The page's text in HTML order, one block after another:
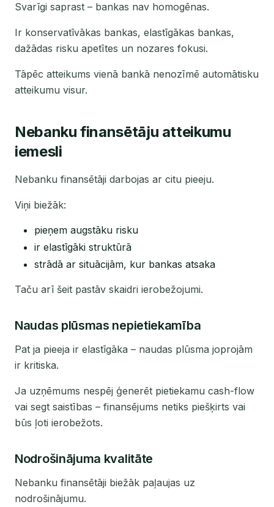
Svarīgi saprast – bankas nav homogēnas.
Ir konservatīvākas bankas, elastīgākas bankas,
dažādas risku apetītes un nozares fokusi.
Tāpēc atteikums vienā bankā nenozīmē automātisku
atteikumu visur.
Nebanku finansētāju atteikumu
iemesli
Nebanku finansētāji darbojas ar citu pieeju.
Viņi biežāk:
pieņem augstāku risku
ir elastīgāki struktūrā
strādā ar situācijām, kur bankas atsaka
Taču arī šeit pastāv skaidri ierobežojumi.
Naudas plūsmas nepietiekamība
Pat ja pieeja ir elastīgāka – naudas plūsma joprojām
ir kritiska.
Ja uzņēmums nespēj ģenerēt pietiekamu cash-flow
vai segt saistības – finansējums netiks piešķirts vai
būs ļoti ierobežots.
Nodrošinājuma kvalitāte
Nebanku finansētāji biežāk paļaujas uz
nodrošinājumu.